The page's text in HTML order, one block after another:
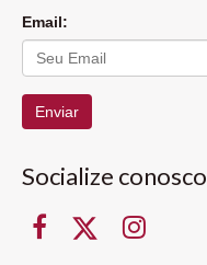
Email:
Enviar
Socialize conosco